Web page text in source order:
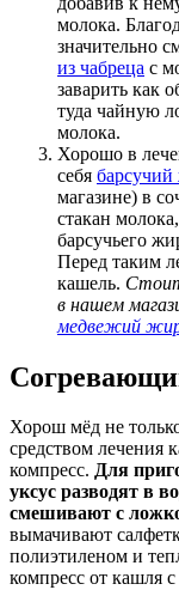
молока.
значительно
из чабреца с
заварить как
туда чайную
молока.
Хорошо в
себя
магазине) в
стакан
барсучьего
Перед таким
кашель.
в нашем
медвежий
Хорош мёд не
средством лечения
компресс. Для
уксус разводят в
смешивают с
вымачивают
полиэтиленом и
компресс от кашля